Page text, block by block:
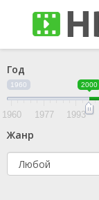
Год
1960 2000
1960 1977 1993
Жанр